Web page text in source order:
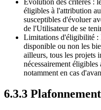
Évolution des critères :
éligibles à l'attribution
susceptibles d'évoluer
de l'Utilisateur de se
Limitations d'éligibilité :
disponible ou non les
ailleurs, tous les projets
nécessairement
notamment en cas
6.3.3